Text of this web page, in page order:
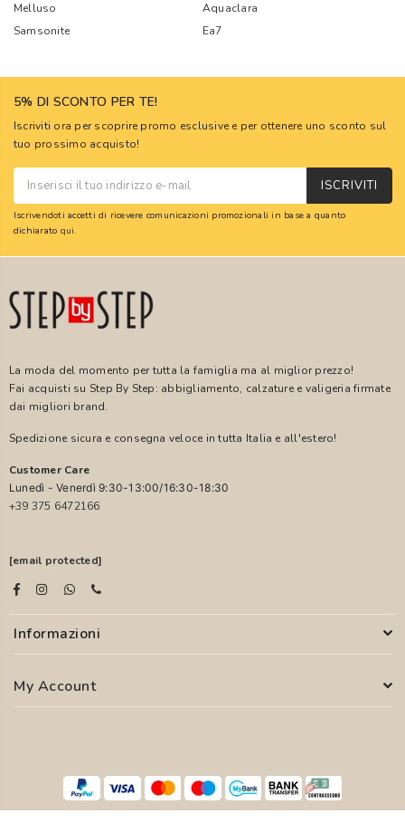
Melluso
Aquaclara
Samsonite
Ea7
5% DI SCONTO PER TE!
Iscriviti ora per scoprire promo esclusive e per ottenere uno sconto sul
tuo prossimo acquisto!
ISCRIVITI
Iscrivendoti accetti di ricevere comunicazioni promozionali in base a quanto
dichiarato qui.
La moda del momento per tutta la famiglia ma al miglior prezzo!
Fai acquisti su Step By Step: abbigliamento, calzature e valigeria firmate
dai migliori brand.
Spedizione sicura e consegna veloce in tutta Italia e all'estero!
Customer Care
Lunedì - Venerdì 9:30-13:00/16:30-18:30
+39 375 6472166
[email protected]
Informazioni
My Account